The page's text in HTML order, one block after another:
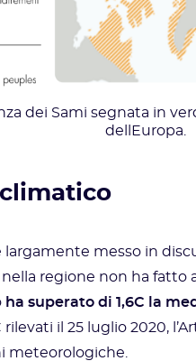
dei Sami segnata in
dellEuropa.
climatico
largamente messo in
regione non ha fatto
ha superato di 1,6C la
rilevati il 25 luglio 2020,
meteorologiche.